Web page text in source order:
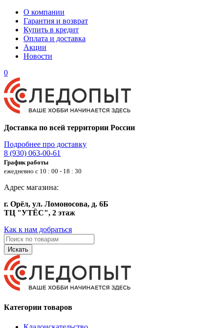
О компании
Гарантия и возврат
Купить в кредит
Оплата и доставка
Акции
Новости
0
Доставка по всей территории России
Подробнее про доставку
8 (930) 063-00-61
График работы
ежедневно с 10 : 00 - 18 : 30
Адрес магазина:
г. Орёл, ул. Ломоносова, д. 6Б
ТЦ "УТЁС", 2 этаж
Как к нам добраться
Искать
Категории товаров